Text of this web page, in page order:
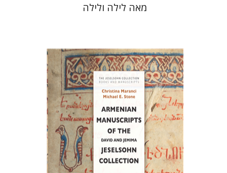
מאה לילה ולילה
כריסטינה מרנצ'י מייקל א. סטון